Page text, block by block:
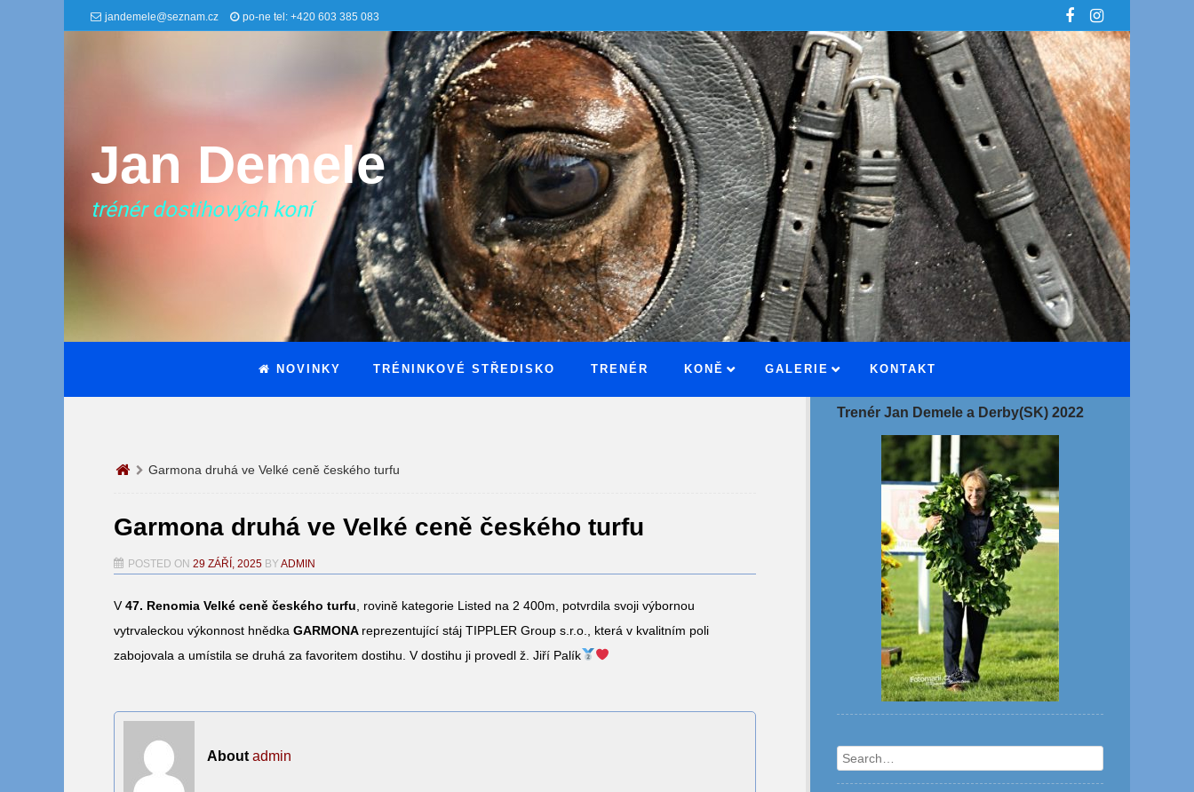
jandemele@seznam.cz po-ne tel: +420 603 385 083
Jan Demele
trénér dostihových koní
NOVINKY TRÉNINKOVÉ STŘEDISKO TRENÉR KONĚ GALERIE KONTAKT
Garmona druhá ve Velké ceně českého turfu
Garmona druhá ve Velké ceně českého turfu
POSTED ON 29 ZÁŘÍ, 2025 BYADMIN
V47. Renomia Velké ceně českého turfu , rovině kategorie Listed na 2 400m, potvrdila svoji výbornou
vytrvaleckou výkonnost hnědka GARMONA reprezentující stáj TIPPLER Group s.r.o., která v kvalitním poli
zabojovala a umístila se druhá za favoritem dostihu. V dostihu ji provedl ž. Jiří Palík
About admin
Trenér Jan Demele a Derby(SK) 2022
Search